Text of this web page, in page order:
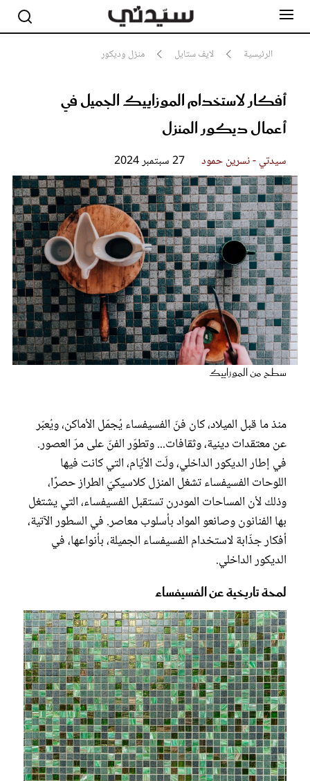
الرئيسية لايف ستايل منزل وديكور
أفكار لاستخدام الموزاييك الجميل في
أعمال ديكور المنزل
سيدتي - نسرين حمود 27 سبتمبر 2024
سطح من الموزاييك
منذ ما قبل الميلاد، كان فنّ الفسيفساء يُجمّل الأماكن، ويُعبّر
عن معتقدات دينية، وثقافات... وتطوّر الفنّ على مرّ العصور.
في إطار الديكور الداخلي، ولّت الأيّام، التي كانت فيها
اللوحات الفسيفساء تشغل المنزل كلاسيكيّ الطراز حصرًا،
وذلك لأن المساحات المودرن تستقبل الفسيفساء، التي يشتغل
بها الفنانون وصانعو المواد بأسلوب معاصر. في السطور الآتية،
أفكار جذّابة لاستخدام الفسيفساء الجميلة، بأنواعها، في
الديكور الداخلي.
لمحة تاريخية عن الفسيفساء
مشاهير
جمال
سيدتي وطفلك
لايف ستايل
بلس+
فيديو
مطبخ سيدتي
مقالات الرأي
ستايل
تقارير
عروس سيدتي
مجلة سيدتي